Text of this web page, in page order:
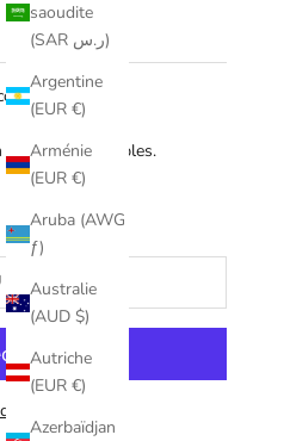
saoudite
(SAR ر.س)
Argentine
(EUR €)
Arménie
(EUR €)
Aruba (AWG
ƒ)
Australie
(AUD $)
Autriche
(EUR €)
Azerbaïdjan
argent.
et sont inoxydables.
PANIER
paiement